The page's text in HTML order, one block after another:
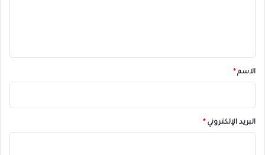
*الاسم *
البريد الإلكتروني *